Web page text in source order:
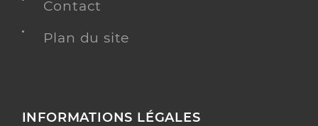
Contact
Plan du site
INFORMATIONS LÉGALES